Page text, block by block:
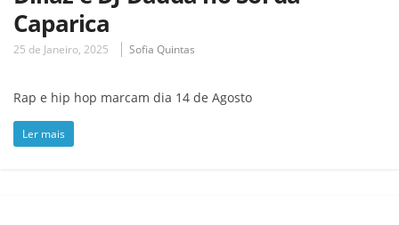
Caparica
25 de Janeiro, 2025 Sofia Quintas
Rap e hip hop marcam dia 14 de Agosto
Ler mais